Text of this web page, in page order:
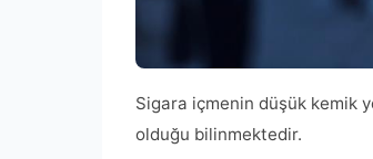
Sigara içmenin düşük kemik
olduğu bilinmektedir.